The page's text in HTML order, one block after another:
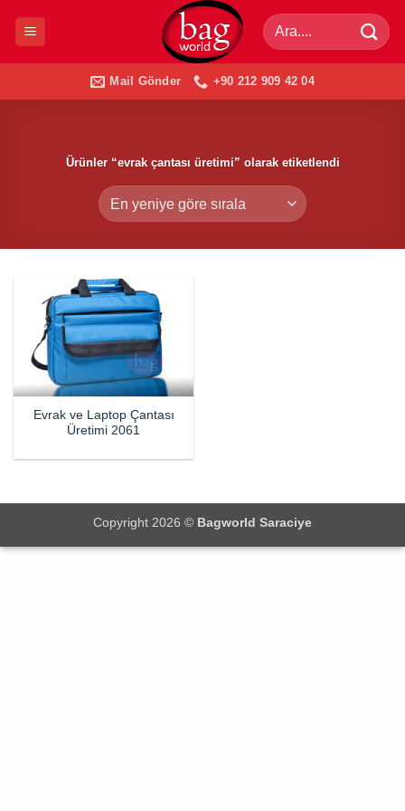
Ara:
Mail Gönder +90 212 909 42 04
Ürünler “evrak çantası üretimi” olarak etiketlendi
Evrak ve Laptop Çantası
Üretimi 2061
Copyright 2026 © Bagworld Saraciye